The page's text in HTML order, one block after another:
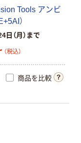
sion Too ls ア ン ビ
+5A ）
日（月）まで
（税込）
商品を比較